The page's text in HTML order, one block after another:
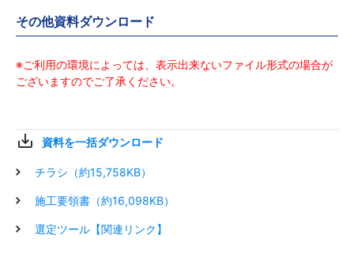
その他資料ダウンロード
※ご利用の環境によっては、表示出来ないファイル形式の場合が
ございますのでご了承ください。
資料を一括ダウンロード
チラシ（約15,758KB）
施工要領書（約16,098KB）
選定ツール【関連リンク】